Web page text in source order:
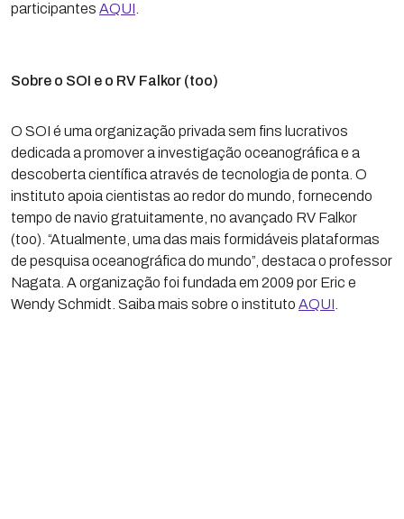
participantes AQUI
Sobre o SOI e o RV Falkor (too)
O SOI é uma organização privada sem fins lucrativos
dedicada a promover a investigação oceanográfica e a
descoberta científica através de tecnologia de ponta. O
instituto apoia cientistas ao redor do mundo, fornecendo
tempo de navio gratuitamente, no avançado RV Falkor
(too). “Atualmente, uma das mais formidáveis plataformas
de pesquisa oceanográfica do mundo”, destaca o professor
Nagata. A organização foi fundada em 2009 por Eric e
Wendy Schmidt. Saiba mais sobre o instituto AQUI